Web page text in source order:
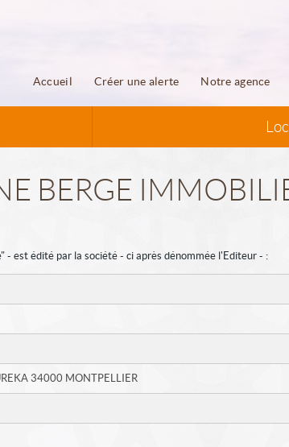
Accueil Créer une alerte Notre agence
BERGE
est édité par la société - ci après dénommée l'Editeur - :
34000 MONTPELLIER